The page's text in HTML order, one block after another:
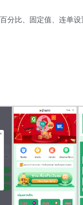
分比、固定值、连单